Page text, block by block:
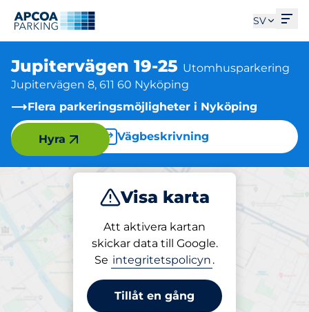
SV
Jupitervägen 19-25 Utomhusparkering
Jupitervägen 8, 611 60 Nyköping
Flera parkeringsmöjligheter i Nyköping
Vägbeskrivning
Visa karta
Att aktivera kartan
skickar data till Google.
Se integritetspolicyn .
Tillåt en gång
Hyra
Parkera
Parkering på plats
Jupitervägen 19-25